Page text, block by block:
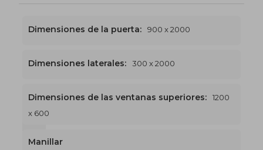
Dimensiones de la puerta: 900 x 2000
Dimensiones laterales: 300 x 2000
Dimensiones de las ventanas superiores:
1200
x 600
Manillar